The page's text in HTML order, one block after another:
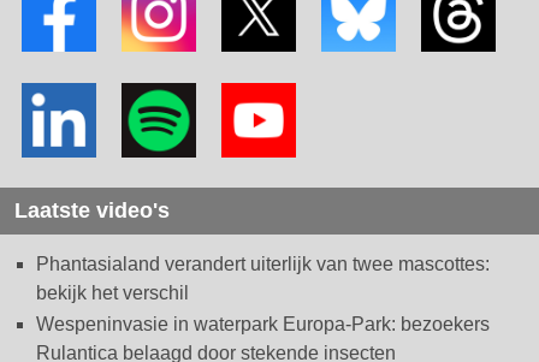
Laatste video's
Phantasialand verandert uiterlijk van twee mascottes:
bekijk het verschil
Wespeninvasie in waterpark Europa-Park: bezoekers
Rulantica belaagd door stekende insecten